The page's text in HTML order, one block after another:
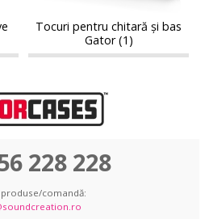
Tocuri pentru chitară și bas
Gator (1)
228 228
comandă: